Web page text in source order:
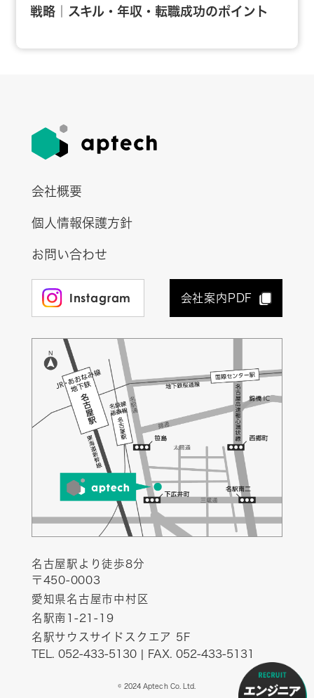
戦略｜スキル・年収・転職成功のポイント
会社概要
個人情報保護方針
お問い合わせ
Instagram 会社案内PDF
名古屋駅より徒歩8分
〒450-0003
愛知県名古屋市中村区
名駅南1-21-19
名駅サウスサイドスクエア 5F
TEL. 052-433-5130 | FAX. 052-433-5131
© 2024 Aptech Co. Ltd.